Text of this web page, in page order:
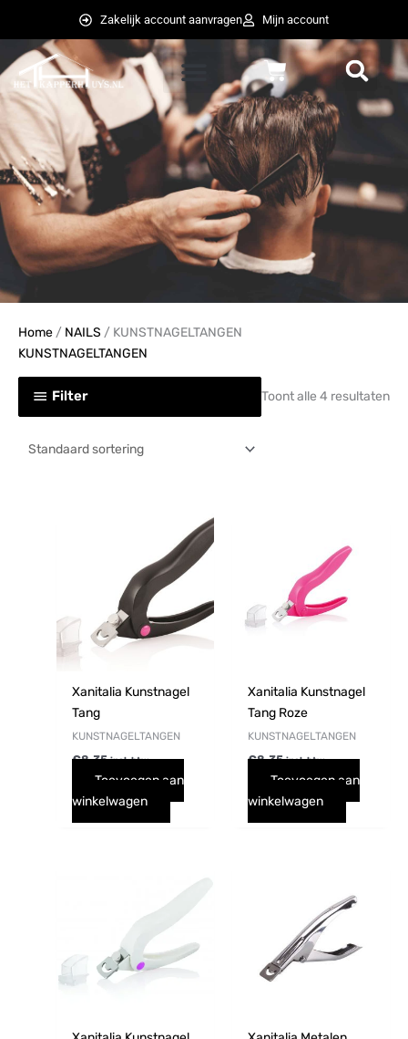
inhoud
Zakelijk account aanvragen Mijn account
Winkelwagen
Home / NAILS / KUNSTNAGELTANGEN
KUNSTNAGELTANGEN
Filter Toont alle 4 resultaten
Xanitalia Kunstnagel
Tang
KUNSTNAGELTANGEN
€8,35 incl. btw
Toevoegen aan
winkelwagen
Xanitalia Kunstnagel
Tang Roze
KUNSTNAGELTANGEN
€8,35 incl. btw
Toevoegen aan
winkelwagen